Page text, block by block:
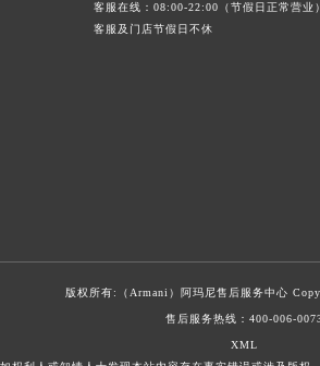
客服在线：08:00-22:00（节假日正常营业）
客服及门店节假日不休
版权所有:（Armani） 阿玛尼售后服务中心
售后服务热线： 400-006-
XML